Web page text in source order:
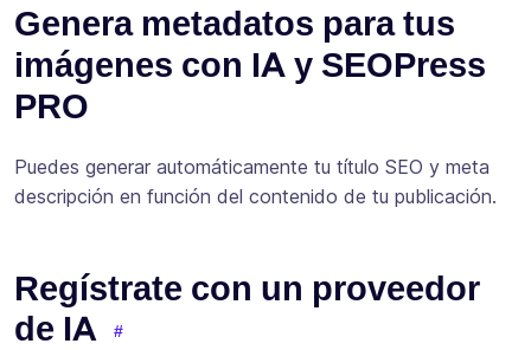
Genera metadatos para tus
imágenes con IA y SEOPress
PRO
Puedes generar automáticamente tu título SEO y meta
descripción en función del contenido de tu publicación.
Regístrate con un proveedor
de IA